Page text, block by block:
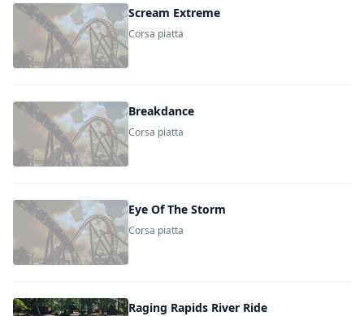
Scream Extreme
Corsa piatta
Breakdance
Corsa piatta
Eye Of The Storm
Corsa piatta
Raging Rapids River Ride